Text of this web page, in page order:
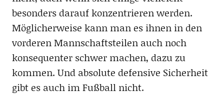
besonders darauf konzentrieren werden.
Möglicherweise kann man es ihnen in den
vorderen Mannschaftsteilen auch noch
konsequenter schwer machen, dazu zu
kommen. Und absolute defensive Sicherheit
gibt es auch im Fußball nicht.